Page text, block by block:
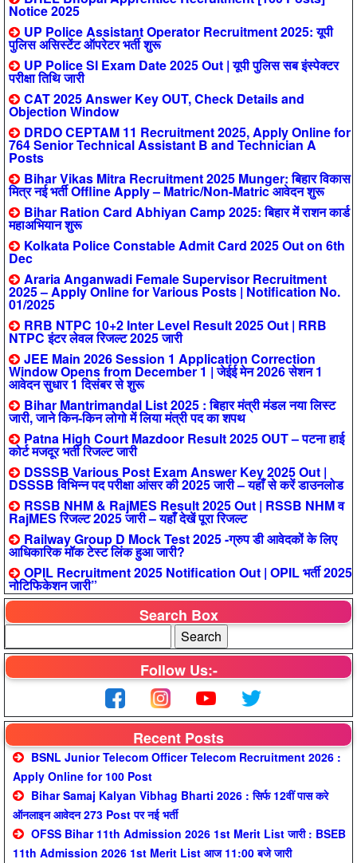
Notice 2025
UP Police Assistant Operator Recruitment 2025: यूपी
पुलिस असिस्टेंट ऑपरेटर भर्ती शुरू
UP Police SI Exam Date 2025 Out | यूपी पुलिस सब इंस्पेक्टर
परीक्षा तिथि जारी
CAT 2025 Answer Key OUT, Check Details and
Objection Window
DRDO CEPTAM 11 Recruitment 2025, Apply Online for
764 Senior Technical Assistant B and Technician A
Posts
Bihar Vikas Mitra Recruitment 2025 Munger: बिहार विकास
मित्र नई भर्ती Offline Apply – Matric/Non-Matric आवेदन शुरू
Bihar Ration Card Abhiyan Camp 2025: बिहार में राशन कार्ड
महाअभियान शुरू
Kolkata Police Constable Admit Card 2025 Out on 6th
Dec
Araria Anganwadi Female Supervisor Recruitment
2025 – Apply Online for Various Posts | Notification No.
01/2025
RRB NTPC 10+2 Inter Level Result 2025 Out | RRB
NTPC इंटर लेवल रिजल्ट 2025 जारी
JEE Main 2026 Session 1 Application Correction
Window Opens from December 1 | जेईई मेन 2026 सेशन 1
आवेदन सुधार 1 दिसंबर से शुरू
Bihar Mantrimandal List 2025 : बिहार मंत्री मंडल नया लिस्ट
जारी, जाने किन-किन लोगो में लिया मंत्री पद का शपथ
Patna High Court Mazdoor Result 2025 OUT – पटना हाई
कोर्ट मजदूर भर्ती रिजल्ट जारी
DSSSB Various Post Exam Answer Key 2025 Out |
DSSSB विभिन्न पद परीक्षा आंसर की 2025 जारी – यहाँ से करें डाउनलोड
RSSB NHM & RajMES Result 2025 Out | RSSB NHM व
RajMES रिजल्ट 2025 जारी – यहाँ देखें पूरा रिजल्ट
Railway Group D Mock Test 2025 -ग्रुप डी आवेदकों के लिए
आधिकारिक मॉक टेस्ट लिंक हुआ जारी?
OPIL Recruitment 2025 Notification Out | OPIL भर्ती 2025
नोटिफिकेशन जारी”
Search Box
Follow Us:-
Recent Posts
BSNL Junior Telecom Officer Telecom Recruitment 2026 :
Apply Online for 100 Post
Bihar Samaj Kalyan Vibhag Bharti 2026 : सिर्फ 12वीं पास करे
ऑनलाइन आवेदन 273 Post पर नई भर्ती
OFSS Bihar 11th Admission 2026 1st Merit List जारी : BSEB
11th Admission 2026 1st Merit List आज 11:00 बजे जारी